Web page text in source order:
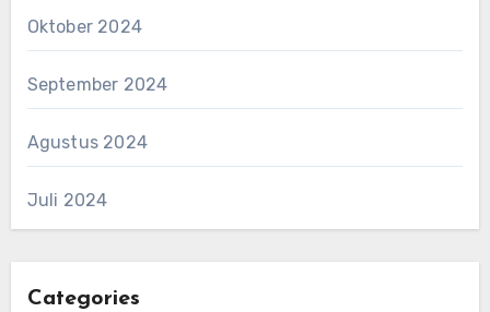
Oktober 2024
September 2024
Agustus 2024
Juli 2024
Categories